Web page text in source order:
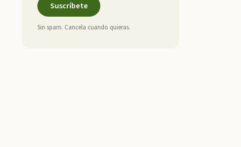
Suscríbete
Sin spam. Cancela cuando quieras.